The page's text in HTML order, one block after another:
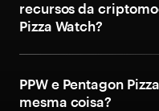
recursos da
Pizza Watch?
PPW e Pentagon
mesma coisa?